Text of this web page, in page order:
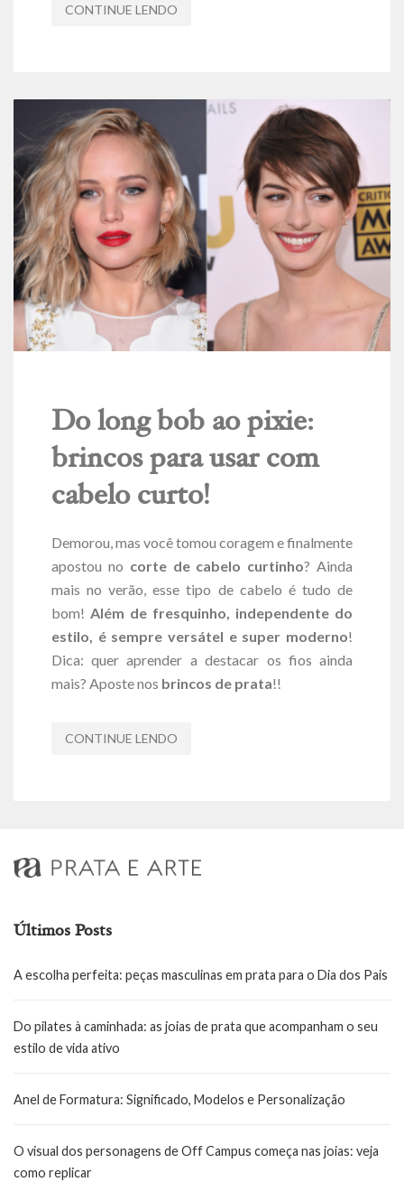
CONTINUE LENDO
Do long bob ao pixie:
brincos para usar com
cabelo curto!
Demorou, mas você tomou coragem e finalmente
apostou no corte de cabelo curtinho? Ainda
mais no verão, esse tipo de cabelo é tudo de
bom! Além de fresquinho, independente do
estilo, é sempre versátel e super moderno!
Dica: quer aprender a destacar os fios ainda
mais? Aposte nos brincos de prata!!
CONTINUE LENDO
Últimos Posts
A escolha perfeita: peças masculinas em prata para o Dia dos Pais
Do pilates à caminhada: as joias de prata que acompanham o seu
estilo de vida ativo
Anel de Formatura: Significado, Modelos e Personalização
O visual dos personagens de Off Campus começa nas joias: veja
como replicar